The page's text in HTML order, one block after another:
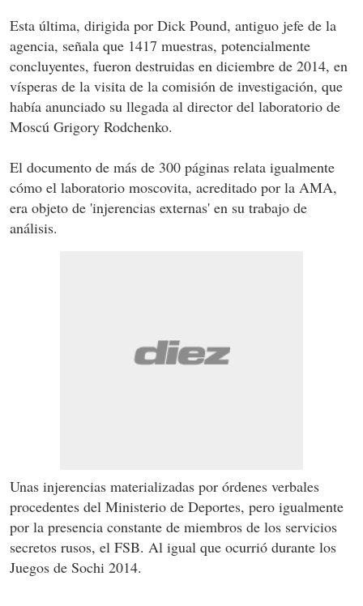
Esta última, dirigida por Dick Pound, antiguo jefe de la
agencia, señala que 1417 muestras, potencialmente
concluyentes, fueron destruidas en diciembre de 2014, en
vísperas de la visita de la comisión de investigación, que
había anunciado su llegada al director del laboratorio de
Moscú Grigory Rodchenko.
El documento de más de 300 páginas relata igualmente
cómo el laboratorio moscovita, acreditado por la AMA,
era objeto de 'injerencias externas' en su trabajo de
análisis.
Unas injerencias materializadas por órdenes verbales
procedentes del Ministerio de Deportes, pero igualmente
por la presencia constante de miembros de los servicios
secretos rusos, el FSB. Al igual que ocurrió durante los
Juegos de Sochi 2014.